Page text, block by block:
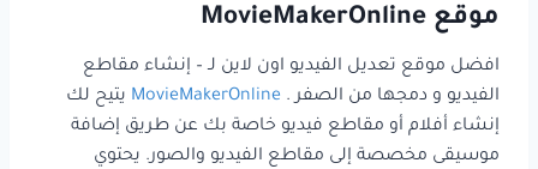
موقع MovieMakerOnline
افضل موقع تعديل الفيديو اون لاين لـ – إنشاء مقاطع
الفيديو و دمجها من الصفر . MovieMakerOnline يتيح لك
إنشاء أفلام أو مقاطع فيديو خاصة بك عن طريق إضافة
موسيقى مخصصة إلى مقاطع الفيديو والصور. يحتوي